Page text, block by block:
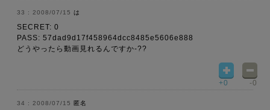
2008/07/15 は
SECRET: 0
PASS: 57dad9d17f458964dcc8485e5606e888
どうやったら動画見れるんですか-??
+0 -0
2008/07/15 匿名